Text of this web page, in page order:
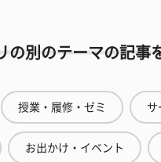
の別のテーマの記事
授業・履修・ゼミ サ
お出かけ・イベント